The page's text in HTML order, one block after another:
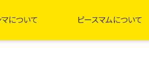
について ピースマムについて